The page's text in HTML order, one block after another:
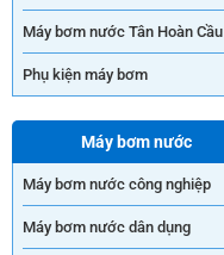
Máy bơm nước Tân Hoàn Cầu
Phụ kiện máy bơm
Máy bơm nước
Máy bơm nước công nghiệp
Máy bơm nước dân dụng